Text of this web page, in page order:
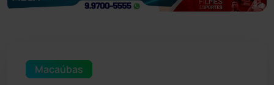
Macaúbas